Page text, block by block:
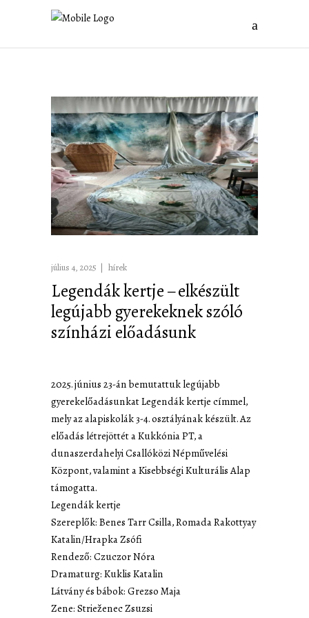
július 4, 2025 hírek
Legendák kertje – elkészült
legújabb gyerekeknek szóló
színházi előadásunk
2025. június 23-án bemutattuk legújabb
gyerekelőadásunkat Legendák kertje címmel,
mely az alapiskolák 3-4. osztályának készült. Az
előadás létrejöttét a Kukkónia PT, a
dunaszerdahelyi Csallóközi Népművelési
Központ, valamint a Kisebbségi Kulturális Alap
támogatta.
Legendák kertje
Szereplők: Benes Tarr Csilla, Romada Rakottyay
Katalin/Hrapka Zsófi
Rendező: Czuczor Nóra
Dramaturg: Kuklis Katalin
Látvány és bábok: Grezso Maja
Zene: Strieženec Zsuzsi